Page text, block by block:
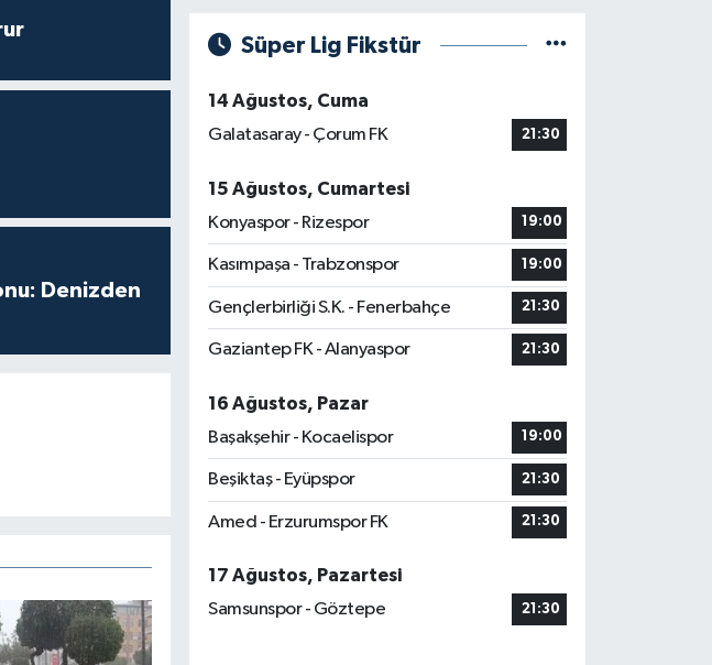
Denizden
Süper Lig Fikstür
14 Ağustos, Cuma
Galatasaray - Çorum FK
21:30
15 Ağustos, Cumartesi
Konyaspor - Rizespor
19:00
Kasımpaşa - Trabzonspor 19:00
Gençlerbirliği S.K. - Fenerbahçe 21:30
Gaziantep FK - Alanyaspor 21:30
16 Ağustos, Pazar
Başakşehir - Kocaelispor
19:00
Beşiktaş - Eyüpspor 21:30
Amed - Erzurumspor FK 21:30
17 Ağustos, Pazartesi
Samsunspor - Göztepe
21:30